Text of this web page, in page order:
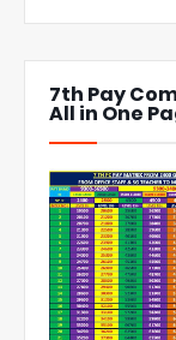
7th Pay
All in One